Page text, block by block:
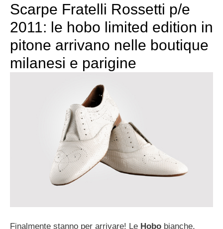
Scarpe Fratelli Rossetti p/e
2011: le hobo limited edition in
pitone arrivano nelle boutique
milanesi e parigine
Finalmente stanno per arrivare! Le Hobo bianche,